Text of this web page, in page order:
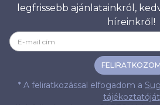
legfrissebb ajánlatainkról,
híreinkről!
FELIRATKOZOM
* A feliratkozással elfogadom a
tájékoztatóját